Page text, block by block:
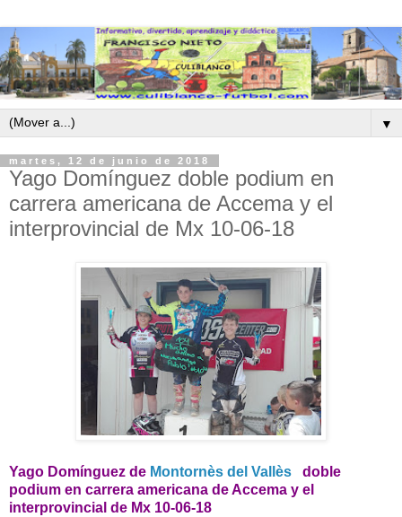
▼
martes, 12 de junio de 2018
Yago Domínguez doble podium en
carrera americana de Accema y el
interprovincial de Mx 10-06-18
Yago Domínguez de Montornès del Vallès doble
podium en carrera americana de Accema y el
interprovincial de Mx 10-06-18